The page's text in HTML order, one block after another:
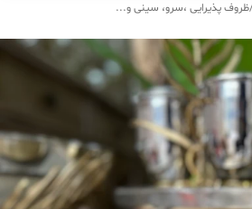
ظروف پذیرایی ،سرو، سینی و‌...